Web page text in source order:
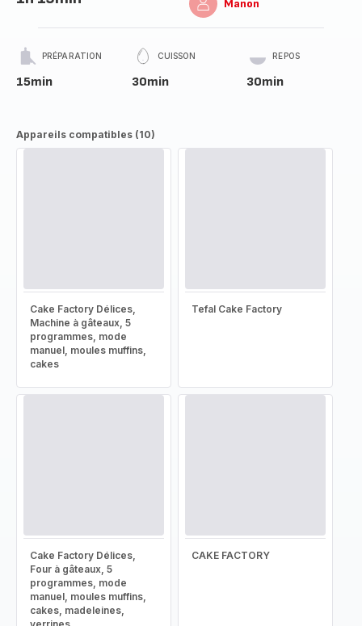
Manon
PRÉPARATION
15min
CUISSON
30min
REPOS
30min
Appareils compatibles (10)
Cake Factory Délices,
Machine à gâteaux, 5
programmes, mode
manuel, moules muffins,
cakes
Tefal Cake Factory
Cake Factory Délices,
Four à gâteaux, 5
programmes, mode
manuel, moules muffins,
cakes, madeleines,
CAKE FACTORY